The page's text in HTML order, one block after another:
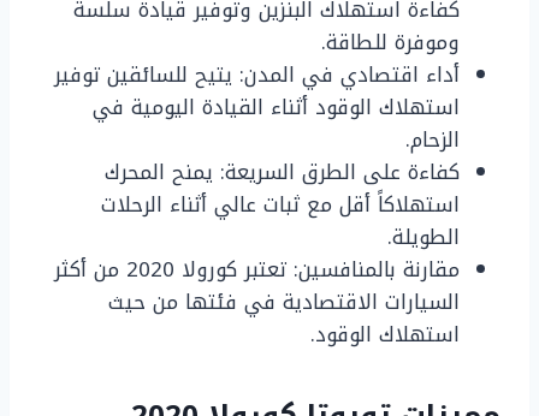
كفاءة استهلاك البنزين وتوفير قيادة سلسة
وموفرة للطاقة.
أداء اقتصادي في المدن: يتيح للسائقين توفير
استهلاك الوقود أثناء القيادة اليومية في
الزحام.
كفاءة على الطرق السريعة: يمنح المحرك
استهلاكاً أقل مع ثبات عالي أثناء الرحلات
الطويلة.
مقارنة بالمنافسين: تعتبر كورولا 2020 من أكثر
السيارات الاقتصادية في فئتها من حيث
استهلاك الوقود.